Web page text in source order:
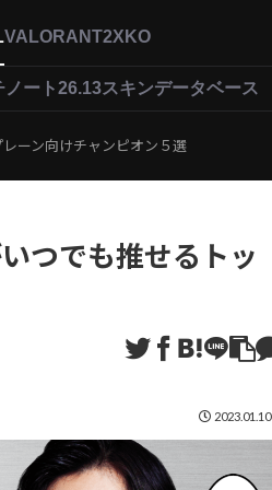
VALORANT2XKO
ノート26.13スキンデータベース
ーン向けチャンピオン５選
つでも推せるトッ
2023.01.10